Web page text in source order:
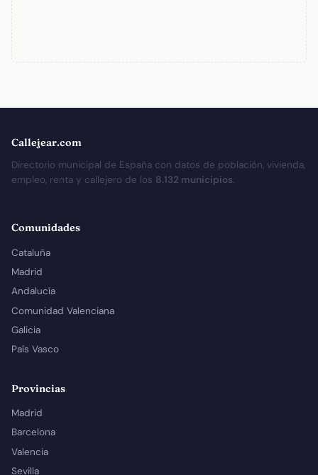
Callejear.com
Directorio municipal de España con datos de población, vivienda,
empleo, renta y callejero de los 8.132 municipios.
Comunidades
Cataluña
Madrid
Andalucía
Comunidad Valenciana
Galicia
País Vasco
Provincias
Madrid
Barcelona
Valencia
Sevilla